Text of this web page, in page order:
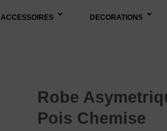
ACCESSOIRES DECORATIONS
Robe
Pois Chemise